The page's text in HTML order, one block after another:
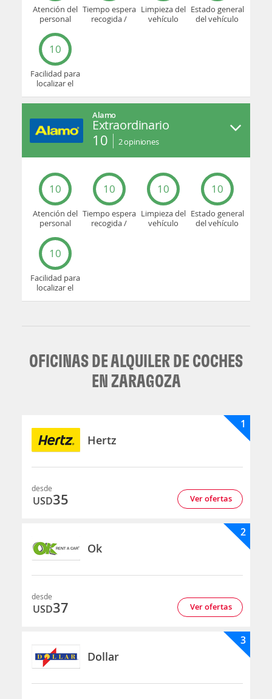
Atención del
personal
Tiempo espera
recogida /
Limpieza del
vehículo
Estado general
del vehículo
10
Facilidad para
localizar el
oficina
Alamo
Extraordinario
10 2opiniones
10
Atención del
personal
10
Tiempo espera
recogida /
10
Limpieza del
vehículo
10
Estado general
del vehículo
10
Facilidad para
localizar el
OFICINAS DE ALQUILER DE COCHES
EN ZARAGOZA
Hertz
1
desde
USD35 Ver ofertas
Ok
2
desde
USD37 Ver ofertas
Dollar
3